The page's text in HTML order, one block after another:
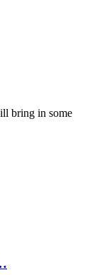
bring in some